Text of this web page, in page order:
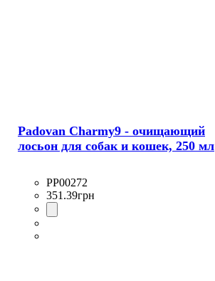
Padovan Charmy9 - очищающий
лосьон для собак и кошек, 250 мл
PP00272
351 .39грн